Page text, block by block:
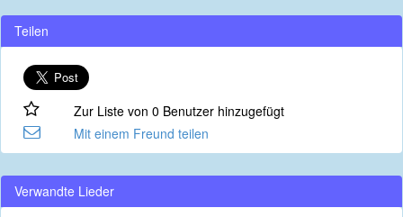
Teilen
Zur Liste von 0 Benutzer hinzugefügt
Mit einem Freund teilen
Verwandte Lieder